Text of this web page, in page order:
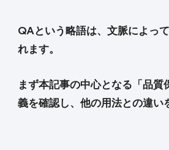
QAという略語は、文脈によっ
れます。
まず本記事の中心となる「品質
義を確認し、他の用法との違い